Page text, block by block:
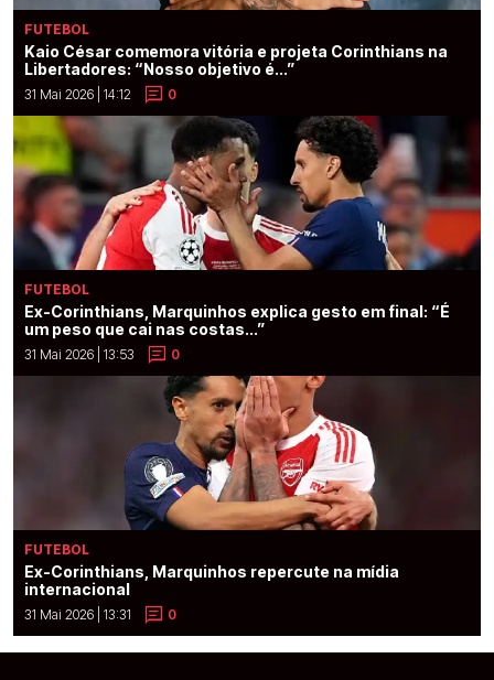
FUTEBOL
Kaio César comemora vitória e projeta Corinthians na
Libertadores: “Nosso objetivo é...”
31 Mai 2026 | 14:12 0
FUTEBOL
Ex-Corinthians, Marquinhos explica gesto em final: “É
um peso que cai nas costas...”
31 Mai 2026 | 13:53 0
FUTEBOL
Ex-Corinthians, Marquinhos repercute na mídia
internacional
31 Mai 2026 | 13:31 0